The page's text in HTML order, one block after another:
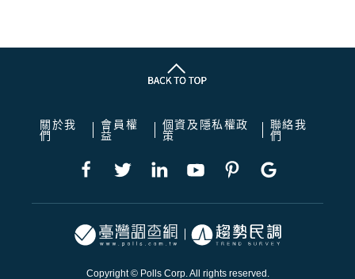
關於我
們
會員權
益
個資及隱私權政
策
聯絡我
們
Copyright © Polls Corp. All rights reserved.